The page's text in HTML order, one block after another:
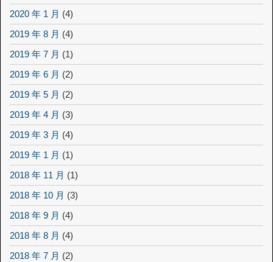
2020 年 1 月 (4)
2019 年 8 月 (4)
2019 年 7 月 (1)
2019 年 6 月 (2)
2019 年 5 月 (2)
2019 年 4 月 (3)
2019 年 3 月 (4)
2019 年 1 月 (1)
2018 年 11 月 (1)
2018 年 10 月 (3)
2018 年 9 月 (4)
2018 年 8 月 (4)
2018 年 7 月 (2)